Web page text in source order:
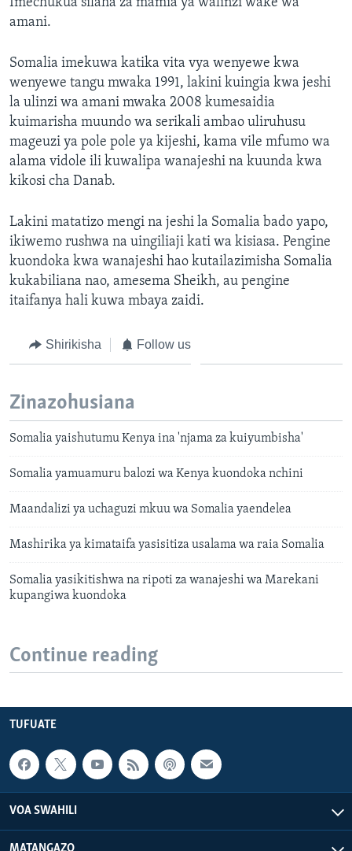
amani.
Somalia imekuwa katika vita vya wenyewe kwa
wenyewe tangu mwaka 1991, lakini kuingia kwa jeshi
la ulinzi wa amani mwaka 2008 kumesaidia
kuimarisha muundo wa serikali ambao uliruhusu
mageuzi ya pole pole ya kijeshi, kama vile mfumo wa
alama vidole ili kuwalipa wanajeshi na kuunda kwa
kikosi cha Danab.
Lakini matatizo mengi na jeshi la Somalia bado yapo,
ikiwemo rushwa na uingiliaji kati wa kisiasa. Pengine
kuondoka kwa wanajeshi hao kutailazimisha Somalia
kukabiliana nao, amesema Sheikh, au pengine
itaifanya hali kuwa mbaya zaidi.
Shirikisha Follow us
Zinazohusiana
Somalia yaishutumu Kenya ina 'njama za kuiyumbisha'
Somalia yamuamuru balozi wa Kenya kuondoka nchini
Maandalizi ya uchaguzi mkuu wa Somalia yaendelea
Mashirika ya kimataifa yasisitiza usalama wa raia Somalia
Somalia yasikitishwa na ripoti za wanajeshi wa Marekani
kupangiwa kuondoka
Continue reading
TUFUATE
VOA SWAHILI